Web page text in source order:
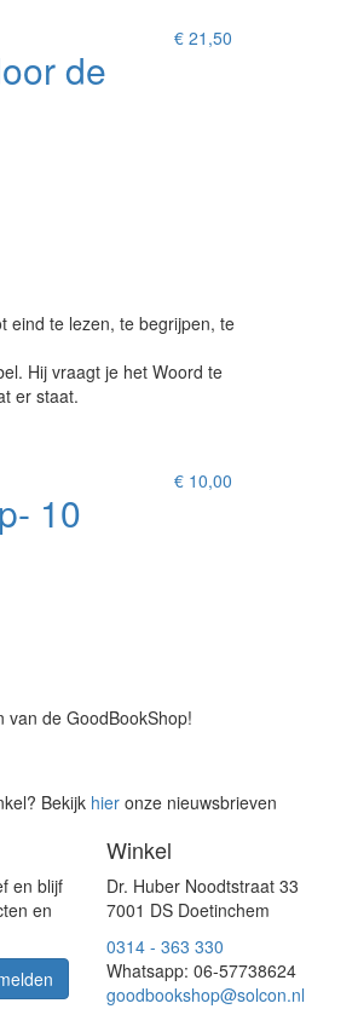
de
€ 21,50
eind te lezen, te begrijpen, te
Hij vraagt je het Woord te
er staat.
10
€ 10,00
van de GoodBookShop!
Bekijk hieronze nieuwsbrieven
en blijf
en
Winkel
Dr. Huber Noodtstraat 33
7001 DS Doetinchem
0314 - 363 330
Whatsapp: 06-57738624
goodbookshop@solcon.nl